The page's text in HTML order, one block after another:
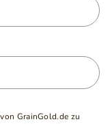
GrainGold.de zu